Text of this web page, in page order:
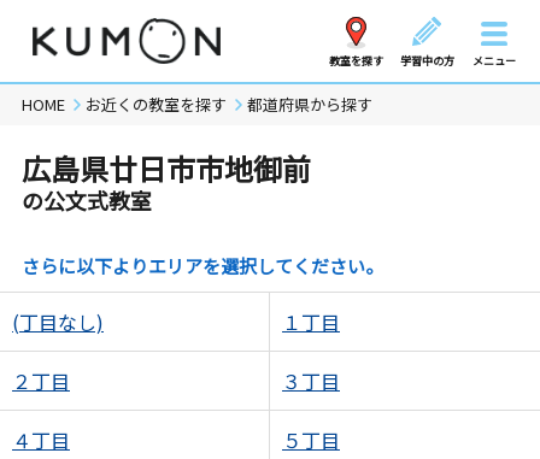
教室を探す 学習中の方 メニュー
HOME お近くの教室を探す 都道府県から探す
広島県廿日市市地御前
の公文式教室
さらに以下よりエリアを選択してください。
(丁目なし) １丁目
２丁目 ３丁目
４丁目 ５丁目